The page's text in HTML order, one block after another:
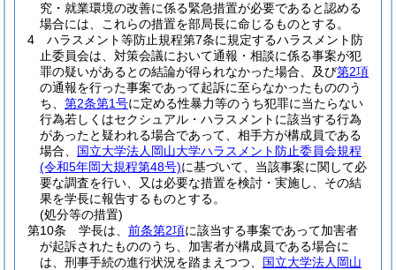
究・就業環境の改善に係る緊急措置が必要であると認める
場合には、これらの措置を部局長に命じるものとする。
4
ハラスメント等防止規程第7条に規定するハラスメント防
止委員会は、対策会議において通報・相談に係る事案が犯
罪の疑いがあるとの結論が得られなかった場合、及び第2項
の通報を行った事案であって起訴に至らなかったもののう
ち、 第2条第1号に定める性暴力等のうち犯罪に当たらない
行為若しくはセクシュアル・ハラスメントに該当する行為
があったと疑われる場合であって、相手方が構成員である
場合、 国立大学法人岡山大学ハラスメント防止委員会規程
(令和5年岡大規程第48号)に基づいて、当該事案に関して必
要な調査を行い、又は必要な措置を検討・実施し、その結
果を学長に報告するものとする。
(処分等の措置)
第10条
学長は、 前条第2項に該当する事案であって加害者
が起訴されたもののうち、加害者が構成員である場合に
は、刑事手続の進行状況を踏まえつつ、 国立大学法人岡山